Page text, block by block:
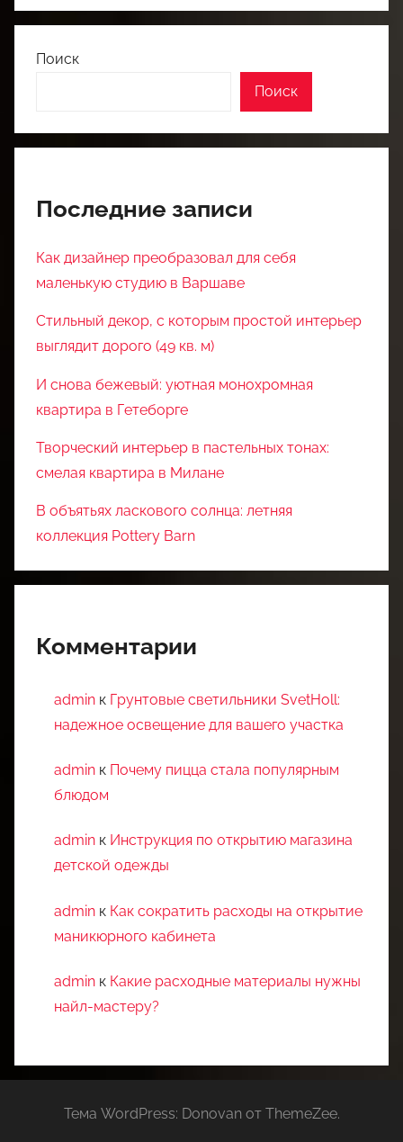
Поиск
Поиск
Последние записи
Как дизайнер преобразовал для себя
маленькую студию в Варшаве
Стильный декор, с которым простой интерьер
выглядит дорого (49 кв. м)
И снова бежевый: уютная монохромная
квартира в Гетеборге
Творческий интерьер в пастельных тонах:
смелая квартира в Милане
В объятьях ласкового солнца: летняя
коллекция Pottery Barn
Комментарии
admin к Грунтовые светильники SvetHoll:
надежное освещение для вашего участка
admin к Почему пицца стала популярным
блюдом
admin к Инструкция по открытию магазина
детской одежды
admin к Как сократить расходы на открытие
маникюрного кабинета
admin к Какие расходные материалы нужны
найл-мастеру?
Тема WordPress: Donovan от ThemeZee.